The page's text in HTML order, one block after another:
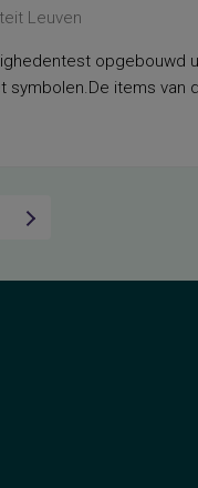
Leuven
symbolen.De items